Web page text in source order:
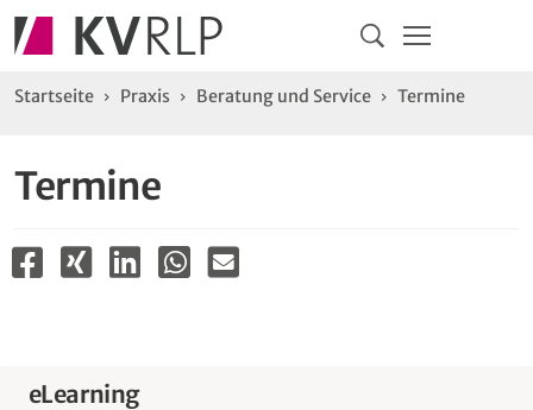
Navigation
Sie sind hier:
Startseite Praxis Beratung und Service Termine
Termine
eLearning